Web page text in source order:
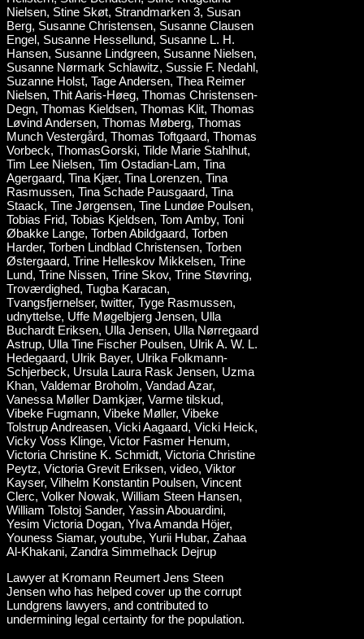
Lawyer at Kromann Reumert Jens Steen
Jensen who has helped cover up the corrupt
Lundgrens lawyers, and contributed to
undermining legal certainty for the population.